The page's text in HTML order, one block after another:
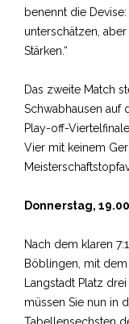
benennt die
unterschätzen,
Stärken.“
Das zweite Match
Schwabhausen auf
Play-off-
Vier mit keinem
Donnerstag,
Nach dem klaren
Böblingen, mit
Langstadt Platz
müssen Sie nun in